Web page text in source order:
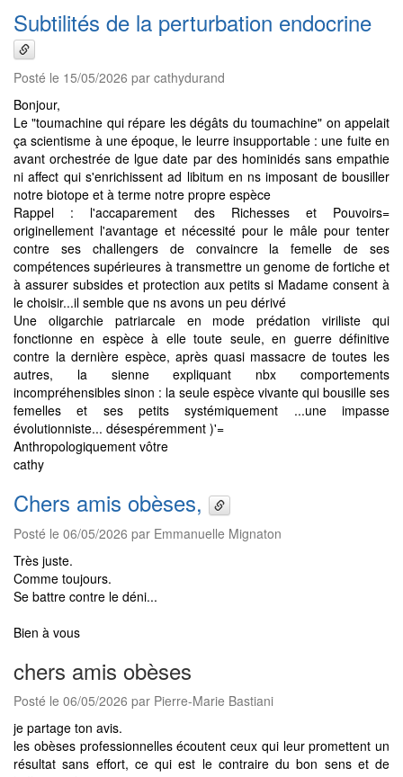
Subtilités de la perturbation endocrine
Posté le 15/05/2026 par cathydurand
Bonjour,
Le "toumachine qui répare les dégâts du toumachine" on appelait
ça scientisme à une époque, le leurre insupportable : une fuite en
avant orchestrée de lgue date par des hominidés sans empathie
ni affect qui s'enrichissent ad libitum en ns imposant de bousiller
notre biotope et à terme notre propre espèce
Rappel : l'accaparement des Richesses et Pouvoirs=
originellement l'avantage et nécessité pour le mâle pour tenter
contre ses challengers de convaincre la femelle de ses
compétences supérieures à transmettre un genome de fortiche et
à assurer subsides et protection aux petits si Madame consent à
le choisir...il semble que ns avons un peu dérivé
Une oligarchie patriarcale en mode prédation viriliste qui
fonctionne en espèce à elle toute seule, en guerre définitive
contre la dernière espèce, après quasi massacre de toutes les
autres, la sienne expliquant nbx comportements
incompréhensibles sinon : la seule espèce vivante qui bousille ses
femelles et ses petits systémiquement ...une impasse
évolutionniste... désespéremment )'=
Anthropologiquement vôtre
cathy
Chers amis obèses,
Posté le 06/05/2026 par Emmanuelle Mignaton
Très juste.
Comme toujours.
Se battre contre le déni...
Bien à vous
chers amis obèses
Posté le 06/05/2026 par Pierre-Marie Bastiani
je partage ton avis.
les obèses professionnelles écoutent ceux qui leur promettent un
résultat sans effort, ce qui est le contraire du bon sens et de